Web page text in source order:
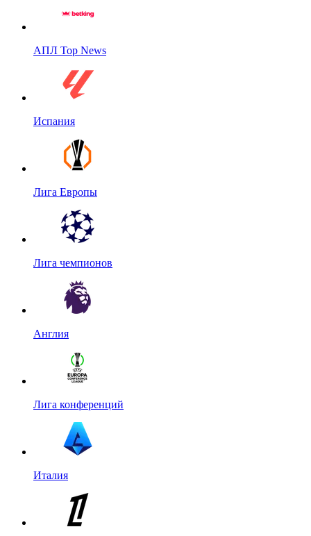
АПЛ Top News
Испания
Лига Европы
Лига чемпионов
Англия
Лига конференций
Италия